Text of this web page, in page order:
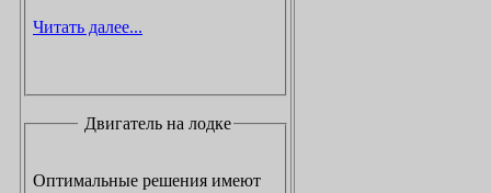
Читать далее...
Двигатель на лодке
Оптимальные решения имеют